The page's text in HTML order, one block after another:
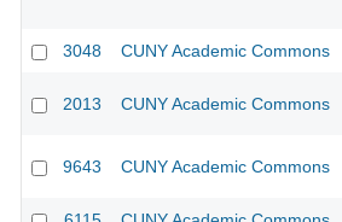
3048 CUNY Academic Commons
2013 CUNY Academic Commons
9643 CUNY Academic Commons